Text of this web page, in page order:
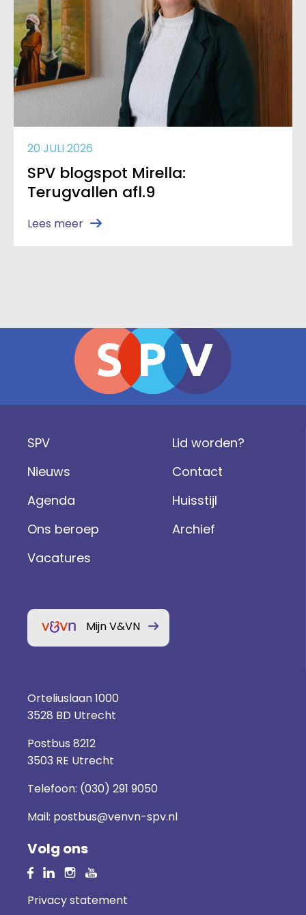
20 JULI 2026
SPV blogspot Mirella:
Terugvallen afl.9
Lees meer
SPV
Nieuws
Agenda
Ons beroep
Vacatures
Lid worden?
Contact
Huisstijl
Archief
Mijn V&VN
Orteliuslaan 1000
3528 BD Utrecht
Postbus 8212
3503 RE Utrecht
Telefoon: (030) 291 9050
Mail: postbus@venvn-spv.nl
Volg ons
Privacy statement